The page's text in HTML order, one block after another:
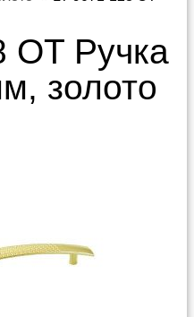
OT Ручка
золото